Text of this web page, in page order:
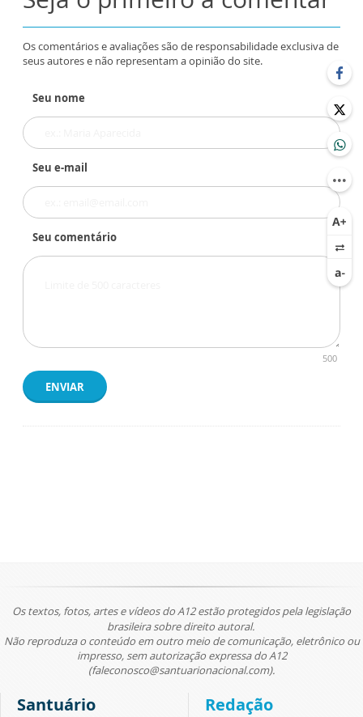
Os comentários e avaliações são de responsabilidade exclusiva de
seus autores e não representam a opinião do site.
Seu nome
Seu e-mail
Seu comentário
500
ENVIAR
Os textos, fotos, artes e vídeos do A12 estão protegidos pela legislação
brasileira sobre direito autoral.
Não reproduza o conteúdo em outro meio de comunicação, eletrônico ou
impresso, sem autorização expressa do A12
(faleconosco@santuarionacional.com).
Santuário Redação